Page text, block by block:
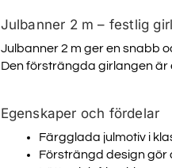
Julbanner 2 m – festlig
Julbanner 2 m ger en snabb
Den försträngda girlangen är
Egenskaper och fördelar
Färgglada julmotiv i
Försträngd design gör